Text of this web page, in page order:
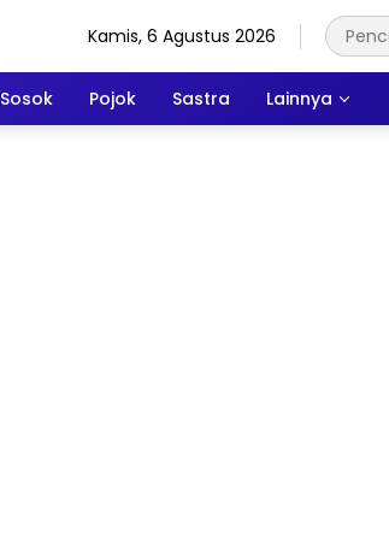
Kamis, 6 Agustus 2026
Sosok Pojok Sastra Lainnya